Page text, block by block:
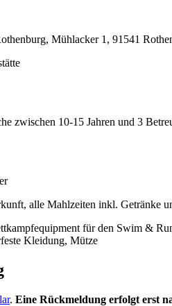
Mühlacker 1, 91541
zwischen 10-15 Jahren und 3
alle Mahlzeiten inkl. Getränke
für den Swim &
Kleidung, Mütze
. Eine Rückmeldung erfolgt erst